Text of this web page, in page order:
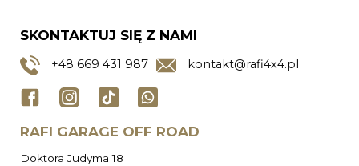
SKONTAKTUJ SIĘ Z NAMI
+48 669 431 987 kontakt@rafi4x4.pl
RAFI GARAGE OFF ROAD
Doktora Judyma 18